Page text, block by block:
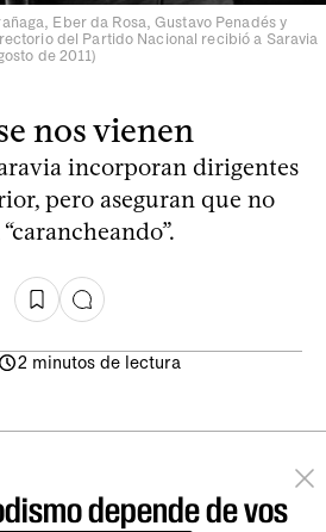
Eber da Rosa, Gustavo Penadés y
del Partido Nacional recibió a Saravia
de 2011)
nos vienen
incorporan dirigentes
pero aseguran que no
2 minutos de lectura
depende de vos